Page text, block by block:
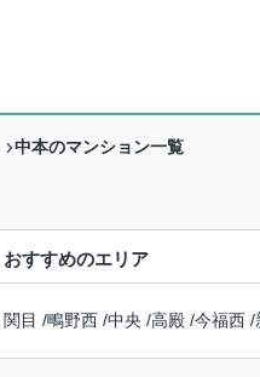
中本のマンション一覧
おすすめのエリア
関目 /鴫野西 /中央 /高殿 /今福西 /